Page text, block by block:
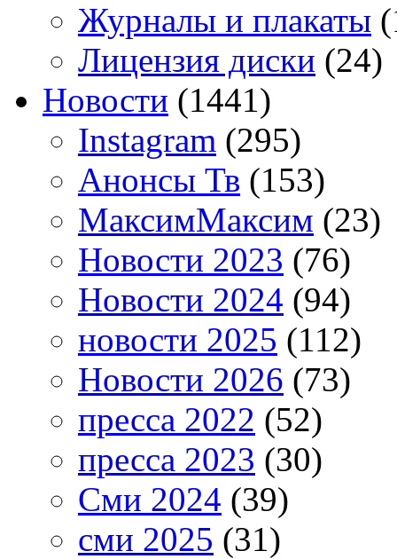
Журналы и плакаты
Лицензия диски (24)
Новости (1441)
Instagram (295)
Анонсы Тв (153)
МаксимМаксим (23)
Новости 2023 (76)
Новости 2024 (94)
новости 2025 (112)
Новости 2026 (73)
пресса 2022 (52)
пресса 2023 (30)
Сми 2024 (39)
сми 2025 (31)